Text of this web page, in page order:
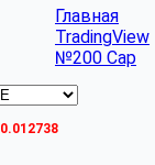
Главная
TradingView
№200 Cap
0.012738